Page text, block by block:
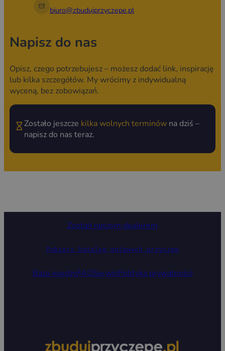
biuro@zbudujprzyczepe.pl
Napisz do nas
Opisz, czego potrzebujesz – możesz dodać link, inspirację
lub kilka szczegółów. My wrócimy z indywidualną
wyceną, bez zobowiązań.
Zostało jeszcze kilka wolnych terminówna dziś –
napisz do nas teraz.
Zostań naszym dealerem
Pobierz katalog gotowych przyczep
Baza wiedzyFAQSerwisPolityka prywatności